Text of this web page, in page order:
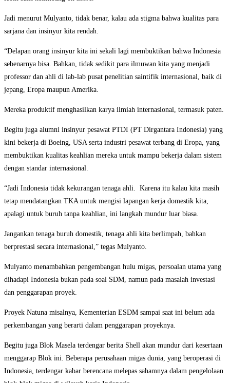
Jadi menurut Mulyanto, tidak benar, kalau ada stigma bahwa kualitas para
sarjana dan insinyur kita rendah.
“Delapan orang insinyur kita ini sekali lagi membuktikan bahwa Indonesia
sebenarnya bisa. Bahkan, tidak sedikit para ilmuwan kita yang menjadi
professor dan ahli di lab-lab pusat penelitian saintifik internasional, baik di
jepang, Eropa maupun Amerika.
Mereka produktif menghasilkan karya ilmiah internasional, termasuk paten.
Begitu juga alumni insinyur pesawat PTDI (PT Dirgantara Indonesia) yang
kini bekerja di Boeing, USA serta industri pesawat terbang di Eropa, yang
membuktikan kualitas keahlian mereka untuk mampu bekerja dalam sistem
dengan standar internasional.
“Jadi Indonesia tidak kekurangan tenaga ahli. Karena itu kalau kita masih
tetap mendatangkan TKA untuk mengisi lapangan kerja domestik kita,
apalagi untuk buruh tanpa keahlian, ini langkah mundur luar biasa.
Jangankan tenaga buruh domestik, tenaga ahli kita berlimpah, bahkan
berprestasi secara internasional,” tegas Mulyanto.
Mulyanto menambahkan pengembangan hulu migas, persoalan utama yang
dihadapi Indonesia bukan pada soal SDM, namun pada masalah investasi
dan penggarapan proyek.
Proyek Natuna misalnya, Kementerian ESDM sampai saat ini belum ada
perkembangan yang berarti dalam penggarapan proyeknya.
Begitu juga Blok Masela terdengar berita Shell akan mundur dari kesertaan
menggarap Blok ini. Beberapa perusahaan migas dunia, yang beroperasi di
Indonesia, terdengar kabar berencana melepas sahamnya dalam pengelolaan